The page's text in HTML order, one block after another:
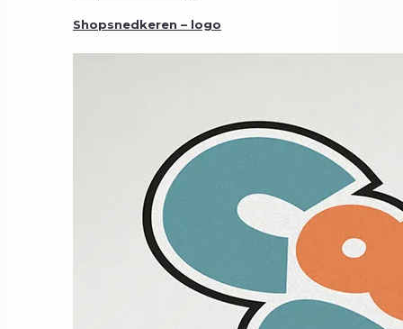
Shopsnedkeren – logo